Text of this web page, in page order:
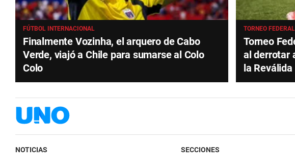
FÚTBOL INTERNACIONAL
Finalmente Vozinha, el arquero de Cabo
Verde, viajó a Chile para sumarse al Colo
Colo
TORNEO
Torneo
al derrotar
la Reválida
NOTICIAS SECCIONES